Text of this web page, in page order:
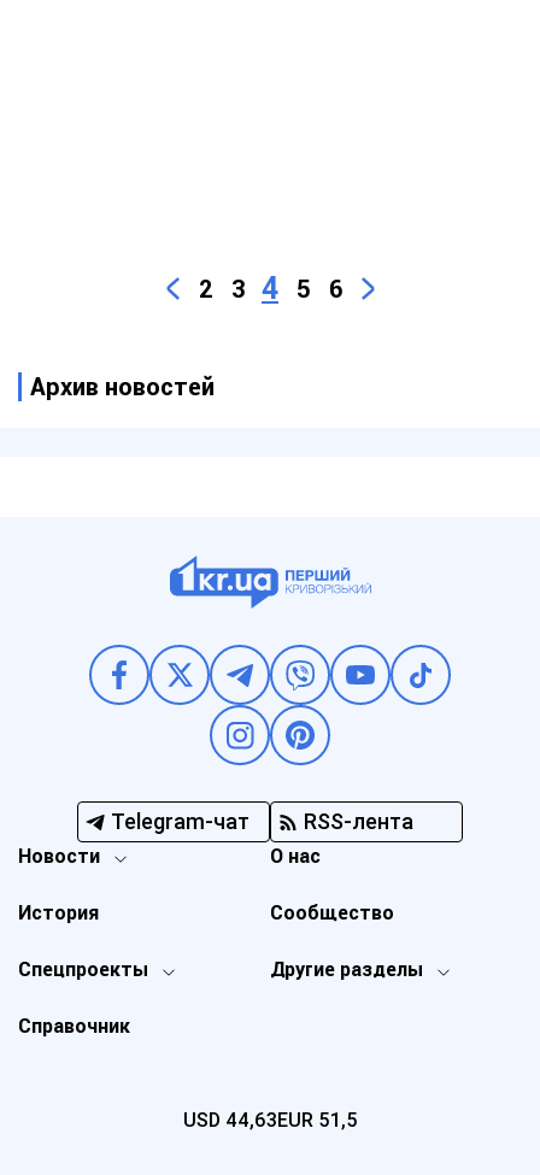
2 3 4 5 6
Архив новостей
Telegram-чат RSS-лента
Новости
Спецпроекты Другие разделы
История
О нас
Справочник
Сообщество
USD 44,63EUR 51,5